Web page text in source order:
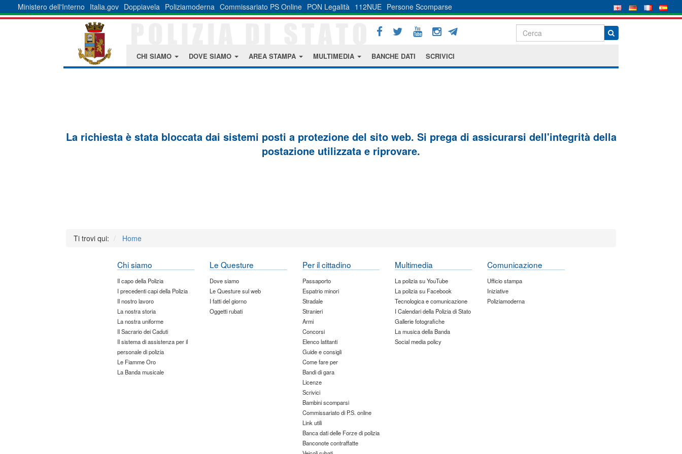
Ministero dell'Interno Italia.gov Doppiavela Poliziamoderna Commissariato PS Online PON Legalità 112NUE Persone Scomparse
CHI SIAMO DOVE SIAMO AREA STAMPA MULTIMEDIA BANCHE DATI SCRIVICI
La richiesta è stata bloccata dai sistemi posti a protezione del sito web. Si prega di assicurarsi dell'integrità della
postazione utilizzata e riprovare.
Ti trovi qui: Home
Chi siamo
Il capo della Polizia
I precedenti capi della Polizia
Il nostro lavoro
La nostra storia
La nostra uniforme
Il Sacrario dei Caduti
Il sistema di assistenza per il
personale di polizia
Le Fiamme Oro
La Banda musicale
Le Questure
Dove siamo
Le Questure sul web
I fatti del giorno
Oggetti rubati
Per il cittadino
Passaporto
Espatrio minori
Stradale
Stranieri
Armi
Concorsi
Elenco latitanti
Guide e consigli
Come fare per
Bandi di gara
Licenze
Scrivici
Bambini scomparsi
Commissariato di P.S. online
Link utili
Banca dati delle Forze di polizia
Banconote contraffatte
Multimedia
La polizia su YouTube
La polizia su Facebook
Tecnologica e comunicazione
I Calendari della Polizia di Stato
Gallerie fotografiche
La musica della Banda
Social media policy
Comunicazione
Ufficio stampa
Iniziative
Poliziamoderna